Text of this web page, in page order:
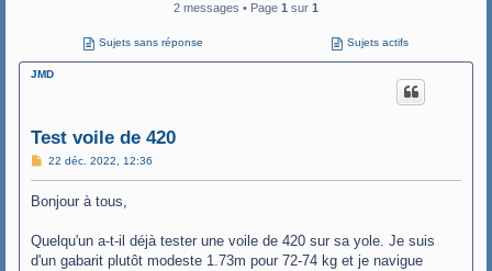
2 messages • Page 1 sur 1
Sujets sans réponse Sujets actifs
JMD
Test voile de 420
M
s
e
22 déc. 2022, 12:36
Bonjour à tous,
Quelqu'un a-t-il déjà tester une voile de 420 sur sa yole. Je suis
d'un gabarit plutôt modeste 1.73m pour 72-74 kg et je navigue